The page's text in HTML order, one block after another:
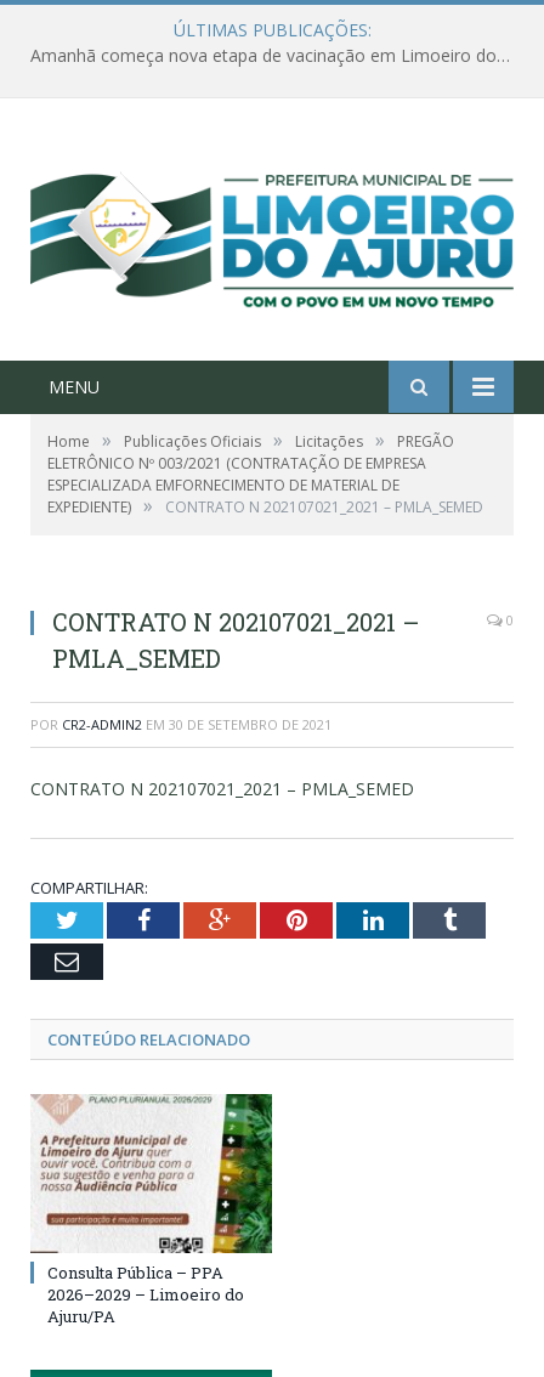
ÚLTIMAS PUBLICAÇÕES:
Amanhã começa nova etapa de vacinação em Limoeiro do Ajuru para idosos com 65 ou mais
MENU
Home » Publicações Oficiais » Licitações »
PREGÃO
ELETRÔNICO Nº 003/2021 (CONTRATAÇÃO DE EMPRESA
ESPECIALIZADA EMFORNECIMENTO DE MATERIAL DE
EXPEDIENTE) » CONTRATO N 202107021_2021 – PMLA_SEMED
CONTRATO N 202107021_2021 –
PMLA_SEMED
0
POR CR2-ADMIN2 EM 30 DE SETEMBRO DE 2021
CONTRATO N 202107021_2021 – PMLA_SEMED
COMPARTILHAR:
TwitterFacebookGoogle+PinterestLinkedInTumblr
Email
CONTEÚDO RELACIONADO
Consulta Pública – PPA
2026–2029 – Limoeiro do
Ajuru/PA